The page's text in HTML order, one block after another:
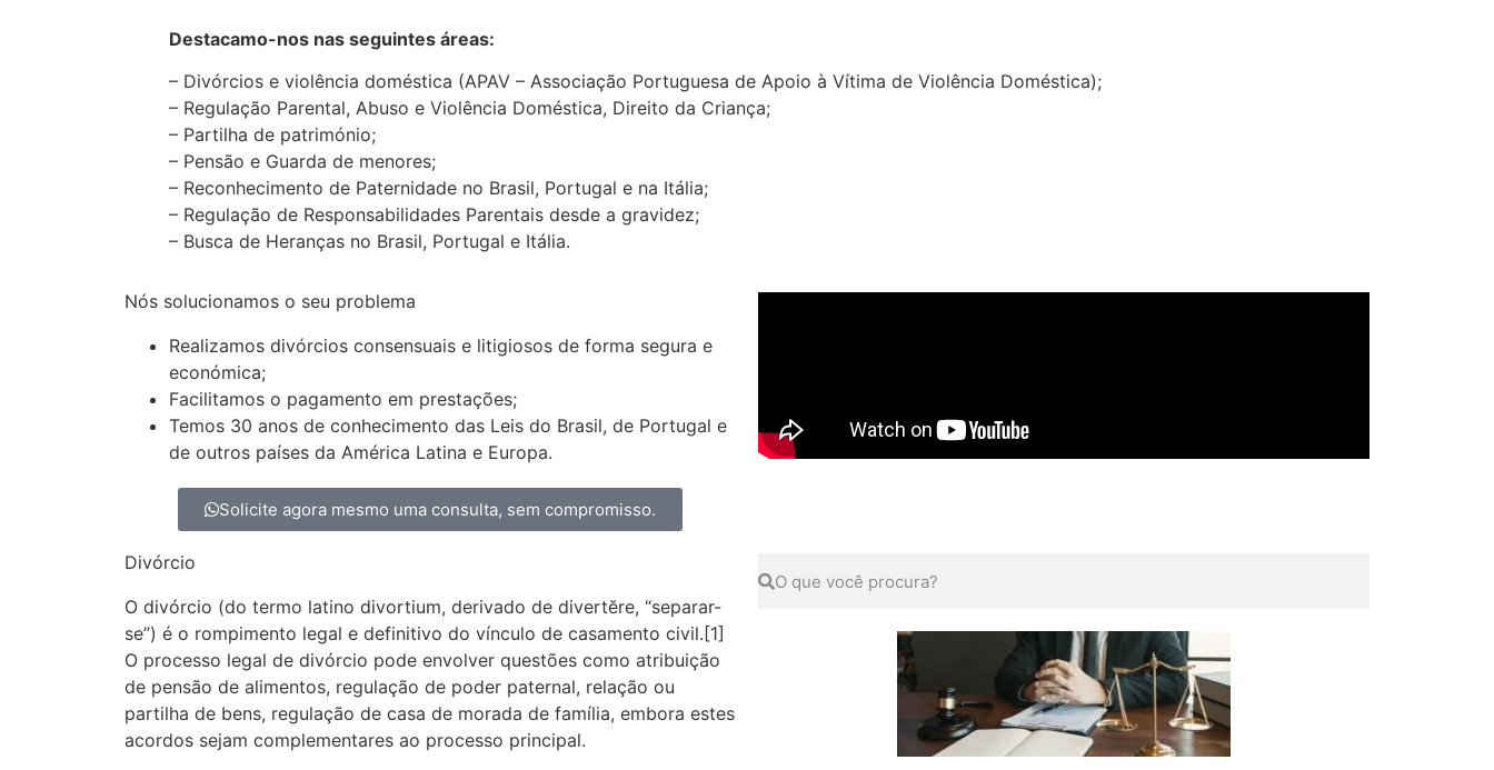
Destacamo-nos nas seguintes áreas:
– Divórcios e violência doméstica (APAV – Associação Portuguesa de Apoio à Vítima de Violência Doméstica);
– Regulação Parental, Abuso e Violência Doméstica, Direito da Criança;
– Partilha de património;
– Pensão e Guarda de menores;
– Reconhecimento de Paternidade no Brasil, Portugal e na Itália;
– Regulação de Responsabilidades Parentais desde a gravidez;
– Busca de Heranças no Brasil, Portugal e Itália.
Nós solucionamos o seu problema
Realizamos divórcios consensuais e litigiosos de forma segura e
económica;
Facilitamos o pagamento em prestações;
Temos 30 anos de conhecimento das Leis do Brasil, de Portugal e
de outros países da América Latina e Europa.
Solicite agora mesmo uma consulta, sem compromisso.
Divórcio
O divórcio (do termo latino divortium, derivado de divertĕre, “separar-
se”) é o rompimento legal e definitivo do vínculo de casamento civil.[1]
O processo legal de divórcio pode envolver questões como atribuição
de pensão de alimentos, regulação de poder paternal, relação ou
partilha de bens, regulação de casa de morada de família, embora estes
acordos sejam complementares ao processo principal.